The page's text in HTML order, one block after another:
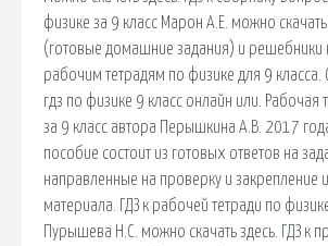
физике за 9 класс Марон А.Е. можно скачать
(готовые домашние задания) и решебники
рабочим тетрадям по физике для 9 класса.
гдз по физике 9 класс онлайн или. Рабочая
за 9 класс автора Перышкина А.В. 2017
пособие состоит из готовых ответов на
направленные на проверку и закрепление
материала. ГДЗ к рабочей тетради по
Пурышева Н.С. можно скачать здесь. ГДЗ к